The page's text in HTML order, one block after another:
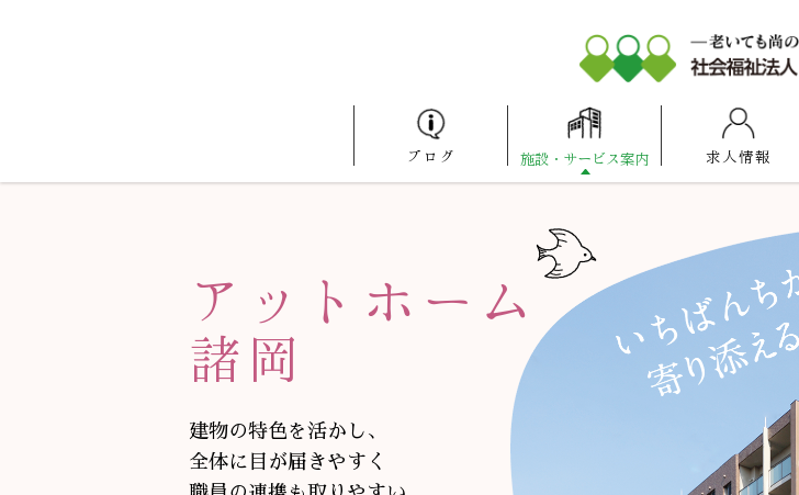
ブログ 施設 ・ サービス案内
アットホーム
アットホーム
アットホーム
ケアセンター
ケアスタ福岡
福岡100プラザ博多
けいあい保育園
照葉けいあい保育園
求人情報
アットホーム
諸岡
建物の特色を活かし、
全体に目が届きやすく